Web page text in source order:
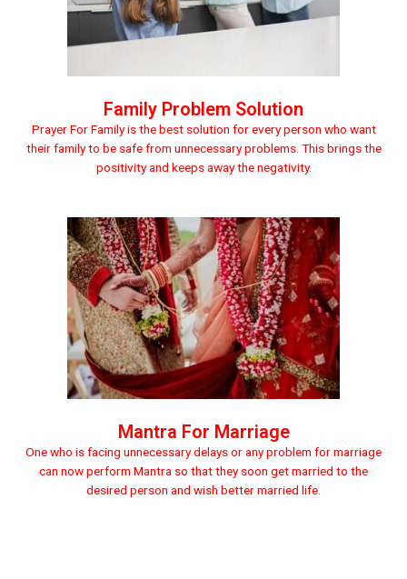
Family Problem Solution
Prayer For Family is the best solution for every person who want
their family to be safe from unnecessary problems. This brings the
positivity and keeps away the negativity.
Mantra For Marriage
One who is facing unnecessary delays or any problem for marriage
can now perform Mantra so that they soon get married to the
desired person and wish better married life.